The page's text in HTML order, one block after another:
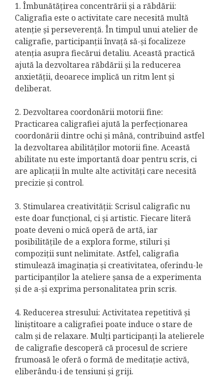
1. Îmbunătățirea concentrării și a răbdării:
Caligrafia este o activitate care necesită multă
atenție și perseverență. În timpul unui atelier de
caligrafie, participanții învață să-și focalizeze
atenția asupra fiecărui detaliu. Această practică
ajută la dezvoltarea răbdării și la reducerea
anxietății, deoarece implică un ritm lent și
deliberat.
2. Dezvoltarea coordonării motorii fine:
Practicarea caligrafiei ajută la perfecționarea
coordonării dintre ochi și mână, contribuind astfel
la dezvoltarea abilităților motorii fine. Această
abilitate nu este importantă doar pentru scris, ci
are aplicații în multe alte activități care necesită
precizie și control.
3. Stimularea creativității: Scrisul caligrafic nu
este doar funcțional, ci și artistic. Fiecare literă
poate deveni o mică operă de artă, iar
posibilitățile de a explora forme, stiluri și
compoziții sunt nelimitate. Astfel, caligrafia
stimulează imaginația și creativitatea, oferindu-le
participanților la ateliere șansa de a experimenta
și de a-și exprima personalitatea prin scris.
4. Reducerea stresului: Activitatea repetitivă și
liniștitoare a caligrafiei poate induce o stare de
calm și de relaxare. Mulți participanți la atelierele
de caligrafie descoperă că procesul de scriere
frumoasă le oferă o formă de meditație activă,
eliberându-i de tensiuni și griji.